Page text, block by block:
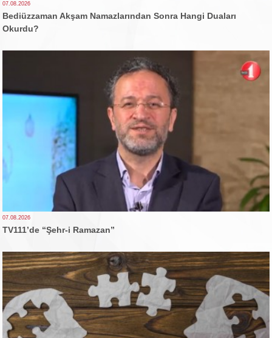
07.08.2026
Bediüzzaman Akşam Namazlarından Sonra Hangi Duaları
Okurdu?
07.08.2026
TV111’de “Şehr-i Ramazan”